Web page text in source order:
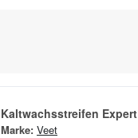
Kaltwachsstreifen Expert
Marke: Veet